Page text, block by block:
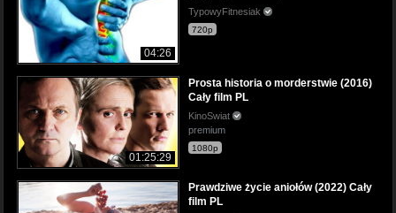
04:26
TypowyFitnesiak
720p
01:25:29
Prosta historia o morderstwie (2016)
Cały film PL
KinoSwiat
premium
1080p
Prawdziwe życie aniołów (2022) Cały
film PL